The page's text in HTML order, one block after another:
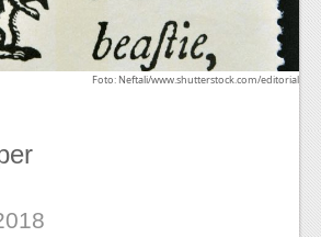
Foto: Neftali/www.shutterstock.com/editorial